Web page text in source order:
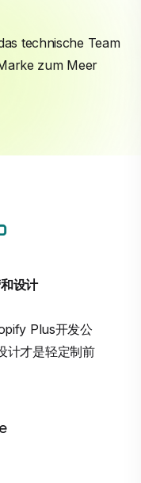
technische Team
zum Meer
设计
Plus开发公
计才是轻定制前